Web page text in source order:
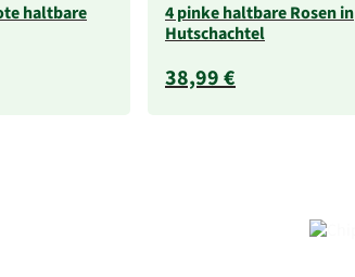
haltbare
4 pinke haltbare Rosen in
Hutschachtel
38,99 €